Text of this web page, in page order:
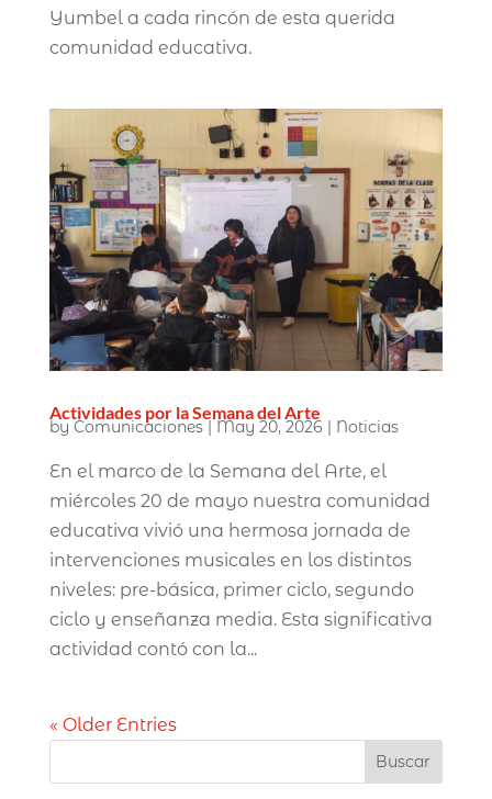
Yumbel a cada rincón de esta querida
comunidad educativa.
Actividades por la Semana del Arte
by Comunicaciones| May 20, 2026 | Noticias
En el marco de la Semana del Arte, el
miércoles 20 de mayo nuestra comunidad
educativa vivió una hermosa jornada de
intervenciones musicales en los distintos
niveles: pre-básica, primer ciclo, segundo
ciclo y enseñanza media. Esta significativa
actividad contó con la...
« Older Entries